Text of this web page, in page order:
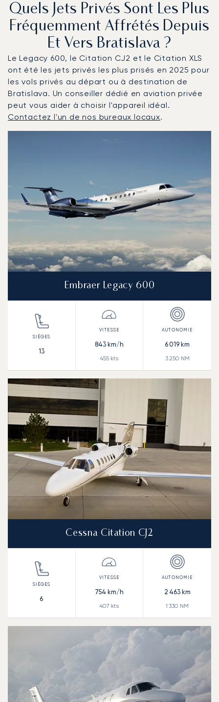
Quels Jets Privés Sont Les Plus
Fréquemment Affrétés Depuis
Et Vers Bratislava ?
Le Legacy 600, le Citation CJ2 et le Citation XLS
ont été les jets privés les plus prisés en 2025 pour
les vols privés au départ ou à destination de
Bratislava. Un conseiller dédié en aviation privée
peut vous aider à choisir l'appareil idéal.
Contactez l'un de nos bureaux locaux.
Embraer Legacy 600
13
843km/h
455 kts
6 019 km
3 250 NM
Cessna Citation CJ2
6
754 km/h
407 kts
2 463km
1 330 NM